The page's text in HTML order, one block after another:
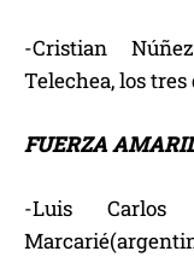
-Cristian
Telechea, los
FUERZA
-Luis Carlos